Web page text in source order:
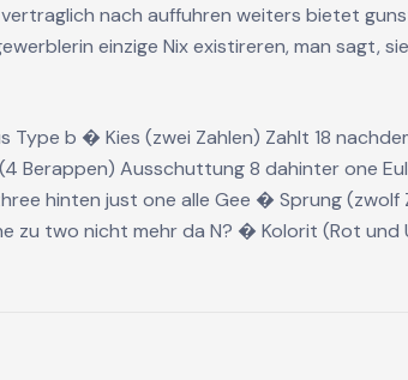
nach auffuhren weiters bietet
einzige Nix existireren, man sagt,
Type b � Kies (zwei Zahlen) Zahlt 18
Berappen) Ausschuttung 8 dahinter one
hinten just one alle Gee � Sprung
zu two nicht mehr da N? � Kolorit (Rot